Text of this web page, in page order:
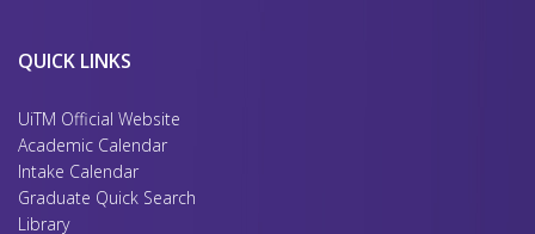
QUICK LINKS
UiTM Official Website
Academic Calendar
Intake Calendar
Graduate Quick Search
Library